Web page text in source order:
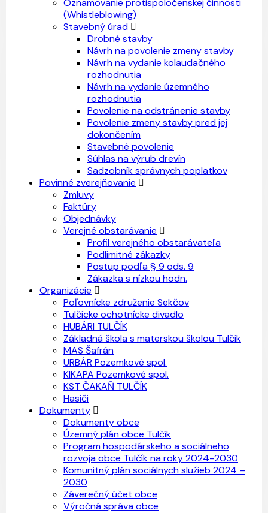
Oznamovanie protispoločenskej činnosti
(Whistleblowing)
Stavebný úrad
Drobné stavby
Návrh na povolenie zmeny stavby
Návrh na vydanie kolaudačného
rozhodnutia
Návrh na vydanie územného
rozhodnutia
Povolenie na odstránenie stavby
Povolenie zmeny stavby pred jej
dokončením
Stavebné povolenie
Súhlas na výrub drevín
Sadzobník správnych poplatkov
Povinné zverejňovanie
Zmluvy
Faktúry
Objednávky
Verejné obstarávanie
Profil verejného obstarávateľa
Podlimitné zákazky
Postup podľa § 9 ods. 9
Zákazka s nízkou hodn.
Organizácie
Poľovnícke združenie Sekčov
Tulčícke ochotnícke divadlo
HUBÁRI TULČÍK
Základná škola s materskou školou Tulčík
MAS Šafrán
URBÁR Pozemkové spol.
KIKAPA Pozemkové spol.
KST ČAKAŇ TULČÍK
Hasiči
Dokumenty
Dokumenty obce
Územný plán obce Tulčík
Program hospodárskeho a sociálneho
rozvoja obce Tulčík na roky 2024-2030
Komunitný plán sociálnych služieb 2024 –
2030
Záverečný účet obce
Výročná správa obce